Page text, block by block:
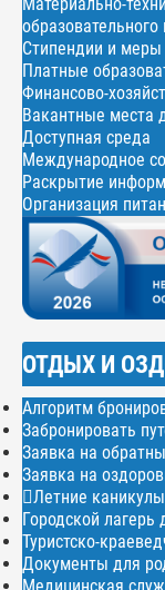
Материально-
образовательного
Стипендии и
Платные
Финансово-
Вакантные места
Доступная среда
Международное
Раскрытие
Организация
ОТДЫХ И
Алгоритм
Забронировать
Заявка на
Заявка на
Летние каникулы
Городской
Туристско-
Документы для